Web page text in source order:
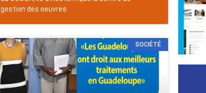
gestion des oeuvres
SOCIÉTÉ